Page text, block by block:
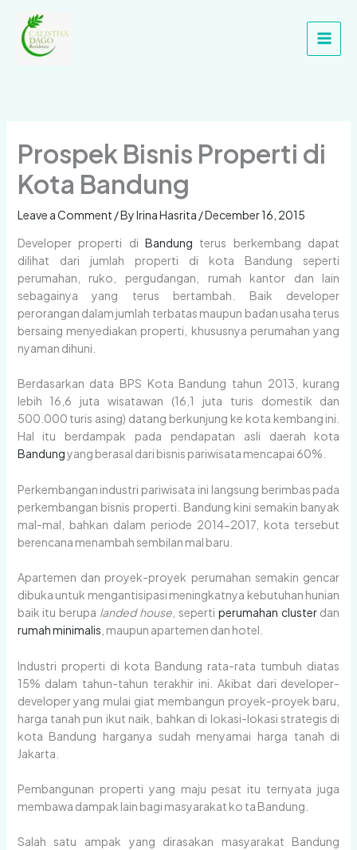
content
Prospek Bisnis Properti di
Kota Bandung
Leave a Comment / ByIrina Hasrita /December 16, 2015
Developer properti di Bandung terus berkembang dapat
dilihat dari jumlah properti di kota Bandung seperti
perumahan, ruko, pergudangan, rumah kantor dan lain
sebagainya yang terus bertambah. Baik developer
perorangan dalam jumlah terbatas maupun badan usaha terus
bersaing menyediakan properti, khususnya perumahan yang
nyaman dihuni.
Berdasarkan data BPS Kota Bandung tahun 2013, kurang
lebih 16,6 juta wisatawan (16,1 juta turis domestik dan
500.000 turis asing) datang berkunjung ke kota kembang ini.
Hal itu berdampak pada pendapatan asli daerah kota
Bandungyang berasal dari bisnis pariwisata mencapai 60%.
Perkembangan industri pariwisata ini langsung berimbas pada
perkembangan bisnis properti. Bandung kini semakin banyak
mal-mal, bahkan dalam periode 2014-2017, kota tersebut
berencana menambah sembilan mal baru.
Apartemen dan proyek-proyek perumahan semakin gencar
dibuka untuk mengantisipasi meningkatnya kebutuhan hunian
baik itu berupa landed house , seperti perumahan clusterdan
rumah minimalis , maupun apartemen dan hotel.
Industri properti di kota Bandung rata-rata tumbuh diatas
15% dalam tahun-tahun terakhir ini. Akibat dari developer-
developer yang mulai giat membangun proyek-proyek baru,
harga tanah pun ikut naik, bahkan di lokasi-lokasi strategis di
kota Bandung harganya sudah menyamai harga tanah di
Jakarta.
Pembangunan properti yang maju pesat itu ternyata juga
membawa dampak lain bagi masyarakat ko ta Bandung.
Salah satu ampak yang dirasakan masyarakat Bandung